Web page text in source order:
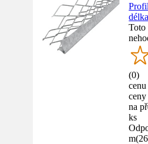
Toto
(0)
na
ks
m(